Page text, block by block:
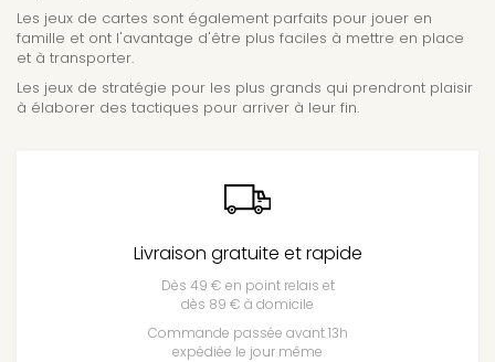
Les jeux de cartes sont également parfaits pour jouer en
famille et ont l'avantage d'être plus faciles à mettre en place
et à transporter.
Les jeux de stratégie pour les plus grands qui prendront plaisir
à élaborer des tactiques pour arriver à leur fin.
Livraison gratuite et rapide
Dès 49 € en point relais et
dès 89 € à domicile
Commande passée avant 13h
expédiée le jour même